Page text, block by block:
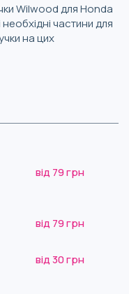
Wilwood для Honda
частини для
на цих
від 79 грн
від 79 грн
від 30 грн